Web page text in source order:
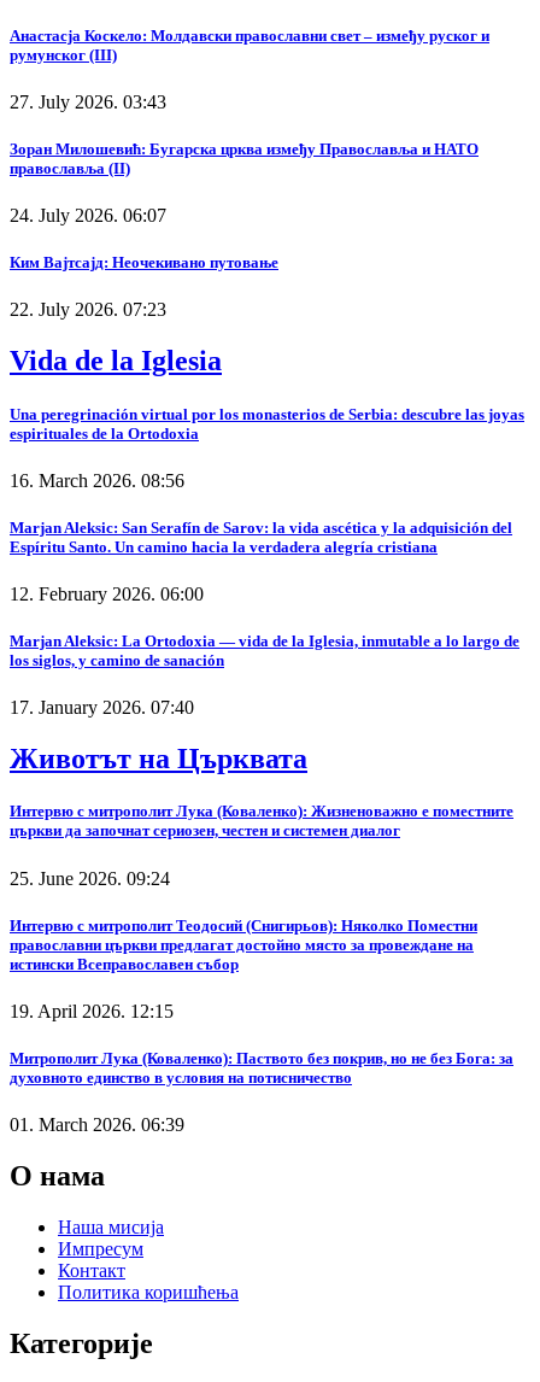
Анастасја Коскело: Молдавски православни свет – између руског и
румунског (III)
27. July 2026. 03:43
Зоран Милошевић: Бугарска црква између Православља и НАТО
православља (II)
24. July 2026. 06:07
Ким Вајтсајд: Неочекивано путовање
22. July 2026. 07:23
Vida de la Iglesia
Una peregrinación virtual por los monasterios de Serbia: descubre las joyas
espirituales de la Ortodoxia
16. March 2026. 08:56
Marjan Aleksic: San Serafín de Sarov: la vida ascética y la adquisición del
Espíritu Santo. Un camino hacia la verdadera alegría cristiana
12. February 2026. 06:00
Marjan Aleksic: La Ortodoxia — vida de la Iglesia, inmutable a lo largo de
los siglos, y camino de sanación
17. January 2026. 07:40
Животът на Църквата
Интервю с митрополит Лука (Коваленко): Жизненоважно е поместните
църкви да започнат сериозен, честен и системен диалог
25. June 2026. 09:24
Интервю с митрополит Теодосий (Снигирьов): Няколко Поместни
православни църкви предлагат достойно място за провеждане на
истински Всеправославен събор
19. April 2026. 12:15
Митрополит Лука (Коваленко): Паството без покрив, но не без Бога: за
духовното единство в условия на потисничество
01. March 2026. 06:39
О нама
Наша мисија
Импресум
Контакт
Политика коришћења
Категорије